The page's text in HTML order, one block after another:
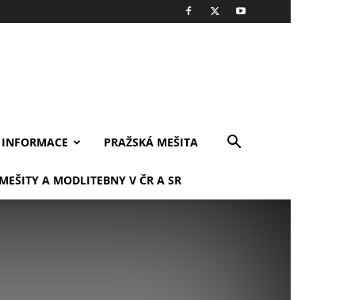
PRAŽSKÁ MEŠITA
MEŠITY A MODLITEBNY V ČR A SR